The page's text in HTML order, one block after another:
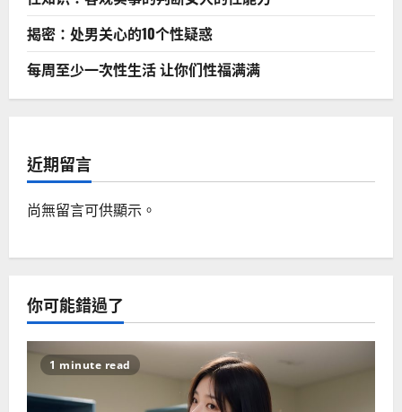
揭密：处男关心的10个性疑惑
每周至少一次性生活 让你们性福满满
近期留言
尚無留言可供顯示。
你可能錯過了
1 minute read